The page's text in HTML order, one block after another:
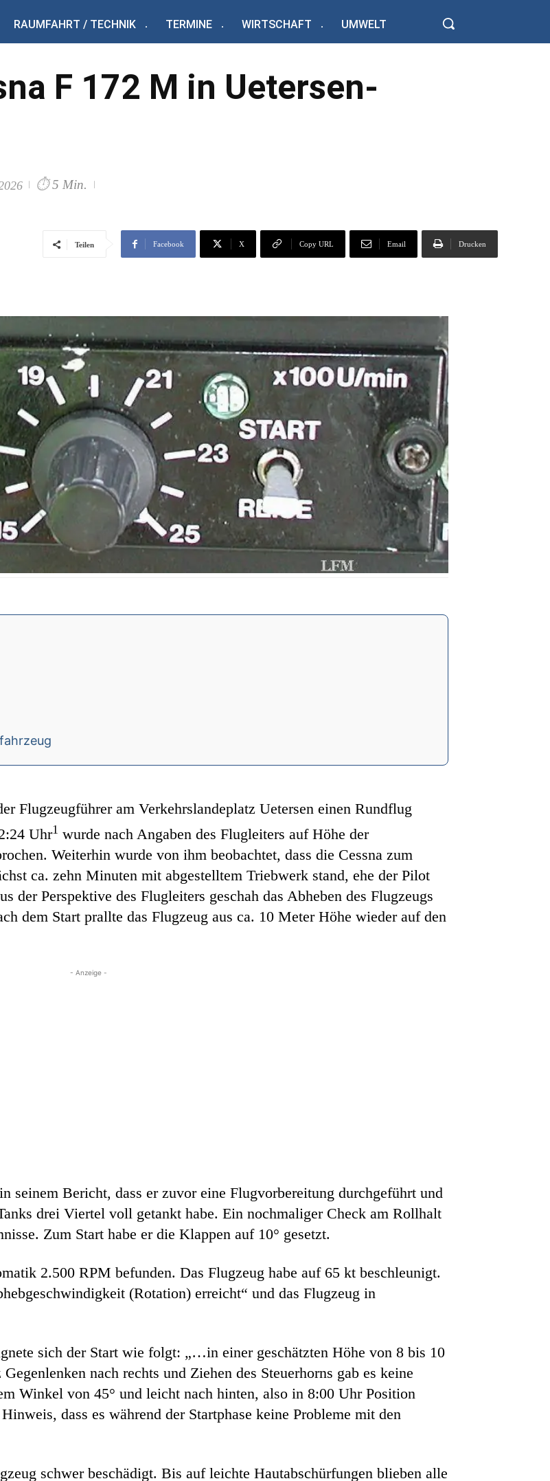
RAUMFAHRT / TECHNIK TERMINE WIRTSCHAFT UMWELT
F 172 M in Uetersen-
⏱ 5 Min.
Teilen Facebook X Copy URL Email Drucken
Flugzeugführer am Verkehrslandeplatz Uetersen einen Rundflug
Uhr1 wurde nach Angaben des Flugleiters auf Höhe der
Weiterhin wurde von ihm beobachtet, dass die Cessna zum
ca. zehn Minuten mit abgestelltem Triebwerk stand, ehe der Pilot
der Perspektive des Flugleiters geschah das Abheben des Flugzeugs
dem Start prallte das Flugzeug aus ca. 10 Meter Höhe wieder auf den
- Anzeige -
seinem Bericht, dass er zuvor eine Flugvorbereitung durchgeführt und
drei Viertel voll getankt habe. Ein nochmaliger Check am Rollhalt
Zum Start habe er die Klappen auf 10° gesetzt.
2.500 RPM befunden. Das Flugzeug habe auf 65 kt beschleunigt.
(Rotation) erreicht“ und das Flugzeug in
sich der Start wie folgt: „…in einer geschätzten Höhe von 8 bis 10
nach rechts und Ziehen des Steuerhorns gab es keine
Winkel von 45° und leicht nach hinten, also in 8:00 Uhr Position
dass es während der Startphase keine Probleme mit den
schwer beschädigt. Bis auf leichte Hautabschürfungen blieben alle